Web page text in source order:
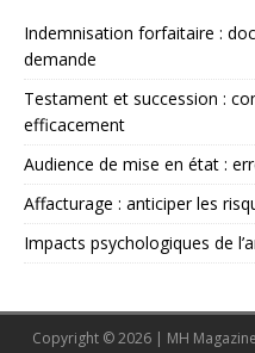
Indemnisation forfaitaire :
demande
Testament et succession :
efficacement
Audience de mise en état :
Affacturage : anticiper les
Impacts psychologiques de
Copyright © 2026 | MH